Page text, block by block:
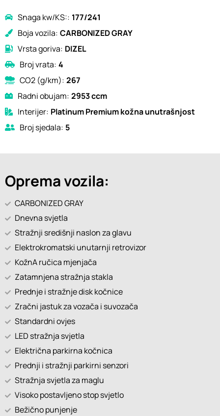
Snaga kw/KS:: 177/241
Boja vozila: CARBONIZED GRAY
Vrsta goriva: DIZEL
Broj vrata: 4
CO2 (g/km): 267
Radni obujam: 2953 ccm
Interijer: Platinum Premium kožna unutrašnjost
Broj sjedala: 5
Oprema vozila:
CARBONIZED GRAY
Dnevna svjetla
Stražnji središnji naslon za glavu
Elektrokromatski unutarnji retrovizor
KožnA ručica mjenjača
Zatamnjena stražnja stakla
Prednje i stražnje disk kočnice
Zračni jastuk za vozača i suvozača
Standardni ovjes
LED stražnja svjetla
Električna parkirna kočnica
Prednji i stražnji parkirni senzori
Stražnja svjetla za maglu
Visoko postavljeno stop svjetlo
Bežično punjenje